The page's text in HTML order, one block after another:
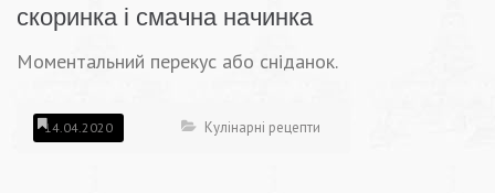
скоринка і смачна начинка
Моментальний перекус або сніданок.
14.04.2020 Кулінарні рецепти